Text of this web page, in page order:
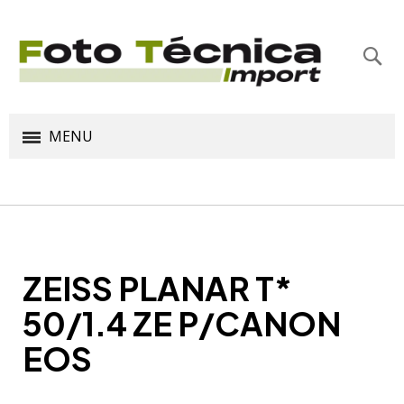
MENU
ZEISS PLANAR T*
50/1.4 ZE P/CANON
EOS